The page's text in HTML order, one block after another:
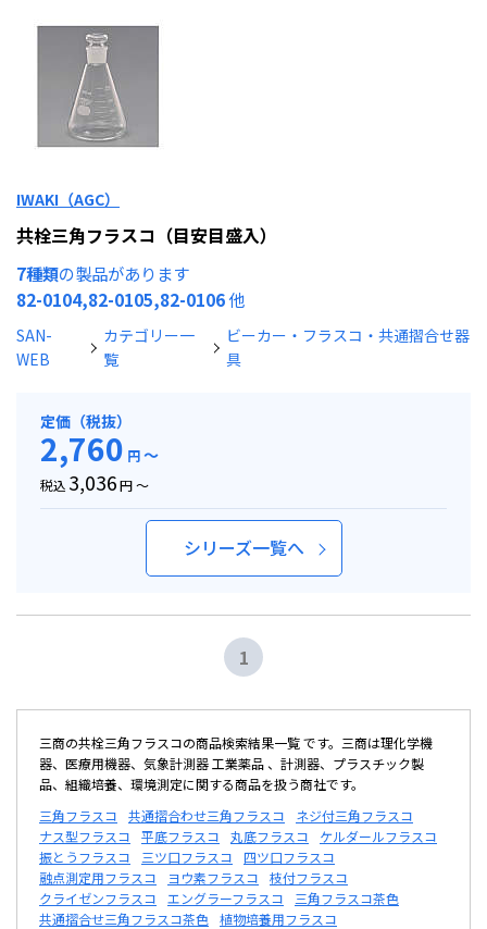
IWAKI（AGC）
共栓三角フラスコ（目安目盛入）
7種類の製品があります
82-0104,82-0105,82-0106他
SAN-
WEB
カテゴリー一
覧
ビーカー・フラスコ・共通摺合せ器
具
定価（税抜）
2,760 円～
税込 3,036円 ～
シリーズ一覧へ
1
三商の共栓三角フラスコの商品検索結果一覧 です。三商は理化学機
器、医療用機器、気象計測器 工業薬品 、計測器、プラスチック製
品、組織培養、環境測定に関する商品を扱う商社です。
三角フラスコ
共通摺合わせ三角フラスコ
ネジ付三角フラスコ
ナス型フラスコ
平底フラスコ 丸底フラスコ
ケルダールフラスコ
振とうフラスコ
三ツ口フラスコ
四ツ口フラスコ
融点測定用フラスコ
ヨウ素フラスコ
枝付フラスコ
クライゼンフラスコ
エングラーフラスコ
三角フラスコ茶色
共通摺合せ三角フラスコ茶色 植物培養用フラスコ